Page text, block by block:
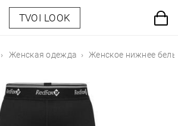
TVOI LOOK
Женская одежда Женское нижнее